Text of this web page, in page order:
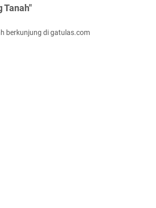
Tanah"
berkunjung di gatulas.com